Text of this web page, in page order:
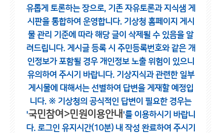
유롭게 토론하는 장으로, 기존 자유토론과 지식샘 게
시판을 통합하여 운영합니다. 기상청 홈페이지 게시
물 관리 기준에 따라 해당 글이 삭제될 수 있음을 알
려드립니다. 게시글 등록 시 주민등록번호와 같은 개
인정보가 포함될 경우 개인정보 노출 위험이 있으니
유의하여 주시기 바랍니다. 기상지식과 관련한 일부
게시물에 대해서는 선별하여 답변을 게재할 예정입
니다. ※ 기상청의 공식적인 답변이 필요한 경우는
'국민참여>민원이용안내 '를 이용하시기 바랍니
다. 로그인 유지시간(10분) 내 작성 완료하여 주시기